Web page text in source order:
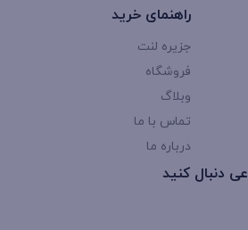
راهنمای خرید
جزیره لنت
فروشگاه
وبلاگ
تماس با ما
درباره ما
دنبال کنید